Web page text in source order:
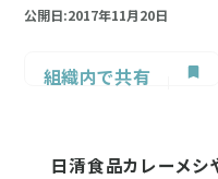
公開日:2017年11月20日
組織内で共有
日清食品カレーメシ